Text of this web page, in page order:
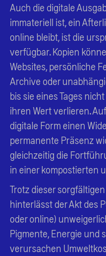
Auch die digitale
immateriell ist, ein
online bleibt, ist die
verfügbar. Kopien
Websites, persönliche
Archive oder
bis sie eines Tages
ihren Wert verlieren.
digitale Form einen
permanente Präsenz
gleichzeitig die
in einer kompostierten
Trotz dieser
hinterlässt der Akt des
oder online)
Pigmente, Energie und
verursachen